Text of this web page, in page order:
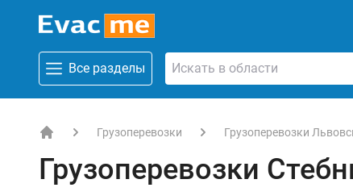
Все разделы
Грузоперевозки Грузоперевозки
Грузоперевозки